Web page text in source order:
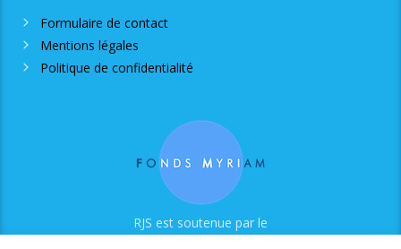
Formulaire de contact
Mentions légales
Politique de confidentialité
RJS est soutenue par le